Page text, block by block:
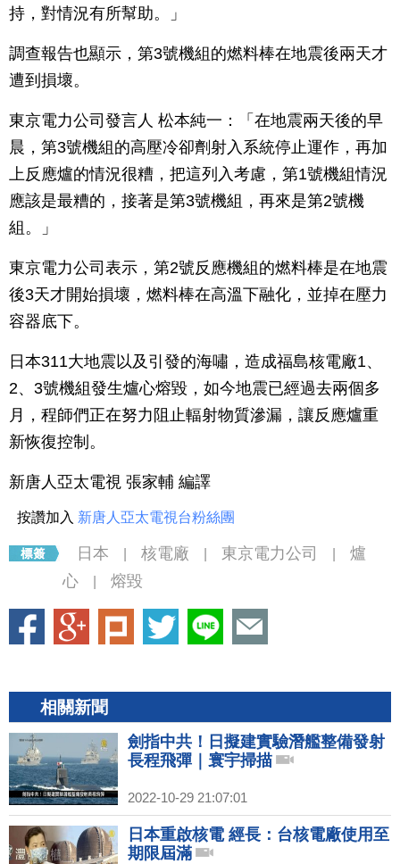
持，對情況有所幫助。」
調查報告也顯示，第3號機組的燃料棒在地震後兩天才
遭到損壞。
東京電力公司發言人 松本純一：「在地震兩天後的早
晨，第3號機組的高壓冷卻劑射入系統停止運作，再加
上反應爐的情況很糟，把這列入考慮，第1號機組情況
應該是最糟的，接著是第3號機組，再來是第2號機
組。」
東京電力公司表示，第2號反應機組的燃料棒是在地震
後3天才開始損壞，燃料棒在高溫下融化，並掉在壓力
容器底下。
日本311大地震以及引發的海嘯，造成福島核電廠1、
2、3號機組發生爐心熔毀，如今地震已經過去兩個多
月，程師們正在努力阻止輻射物質滲漏，讓反應爐重
新恢復控制。
新唐人亞太電視 張家輔 編譯
按讚加入 新唐人亞太電視台粉絲團
日本 核電廠 東京電力公司
爐
心
熔毀
相關新聞
劍指中共！日擬建實驗潛艦整備發射
長程飛彈｜寰宇掃描
2022-10-29 21:07:01
日本重啟核電 經長：台核電廠使用至
期限屆滿